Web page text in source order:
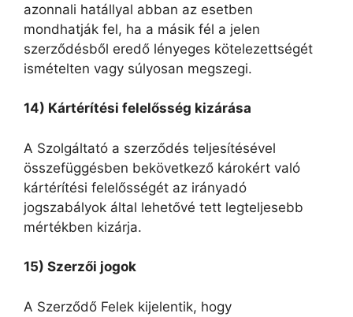
azonnali hatállyal abban az esetben
mondhatják fel, ha a másik fél a jelen
szerződésből eredő lényeges kötelezettségét
ismételten vagy súlyosan megszegi.
14) Kártérítési felelősség kizárása
A Szolgáltató a szerződés teljesítésével
összefüggésben bekövetkező károkért való
kártérítési felelősségét az irányadó
jogszabályok által lehetővé tett legteljesebb
mértékben kizárja.
15) Szerzői jogok
A Szerződő Felek kijelentik, hogy